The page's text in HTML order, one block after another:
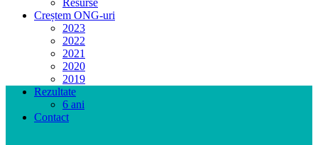
Resurse
Creștem ONG-uri
2023
2022
2021
2020
2019
Rezultate
6 ani
Contact